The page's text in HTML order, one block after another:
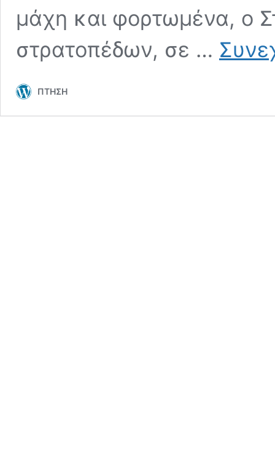
μάχη και φορτωμένα, ο
στρατοπέδων, σε …
ΠΤΗΣΗ